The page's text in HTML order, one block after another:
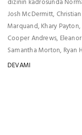
dizinin kadrosunda
Josh McDermitt,
Marquand, Khary
Cooper Andrews,
Samantha Morton, Ryan
DEVAMI